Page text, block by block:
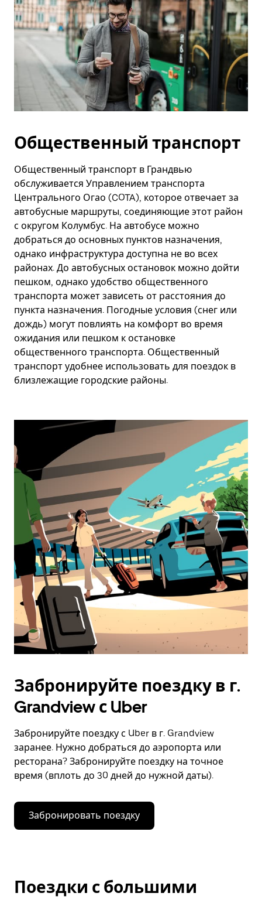
Общественный транспорт
Общественный транспорт в Грандвью
обслуживается Управлением транспорта
Центрального Огао (COTA), которое отвечает за
автобусные маршруты, соединяющие этот район
с округом Колумбус. На автобусе можно
добраться до основных пунктов назначения,
однако инфраструктура доступна не во всех
районах. До автобусных остановок можно дойти
пешком, однако удобство общественного
транспорта может зависеть от расстояния до
пункта назначения. Погодные условия (снег или
дождь) могут повлиять на комфорт во время
ожидания или пешком к остановке
общественного транспорта. Общественный
транспорт удобнее использовать для поездок в
близлежащие городские районы.
Забронируйте поездку в г.
Grandview с Uber
Забронируйте поездку с Uber в г. Grandview
заранее. Нужно добраться до аэропорта или
ресторана? Забронируйте поездку на точное
время (вплоть до 30 дней до нужной даты).
Забронировать поездку
Поездки с большими